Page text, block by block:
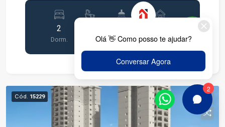
varanda * Lazer completo entregue e equipado e
decorado;
2
Dorm. Suite Banho Garagens
Cód. 15229